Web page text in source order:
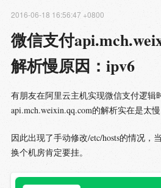
微信支付
解析慢原因：ipv6
2016-06-18 16:56:47 +0800
有朋友在阿里云主机实现微信支付逻辑
api.mch.weixin.qq.com的解析实在是太慢
因此出现了手动修改/etc/hosts的情况，
换个机房肯定要挂。